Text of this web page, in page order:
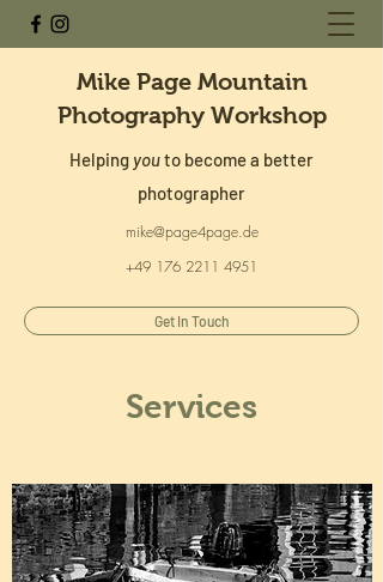
Mike Page Mountain
Photography Workshop
Helping youto become a better
photographer
mike@page4page.de
+49 176 2211 4951
Get In Touch
Services